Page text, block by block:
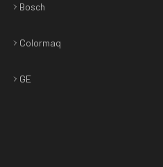
Bosch
Colormaq
GE